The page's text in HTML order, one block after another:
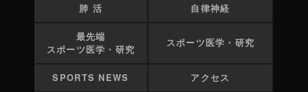
肺 活 自律神経
最先端
スポーツ医学・研究
スポーツ医学・研究
SPORTS NEWS アクセス